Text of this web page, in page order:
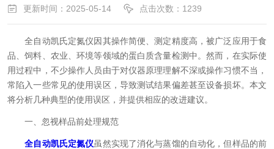
更新时间：2025-05-14 点击次数：1239
全自动凯氏定氮仪因其操作简便、测定精度高，被广泛应用于食
品、饲料、农业、环境等领域的蛋白质含量检测中。然而，在实际使
用过程中，不少操作人员由于对仪器原理理解不深或操作习惯不当，
常陷入一些常见的使用误区，导致测试结果偏差甚至设备损坏。本文
将分析几种典型的使用误区，并提供相应的改进建议。
一、忽视样品前处理规范
全自动凯氏定氮仪虽然实现了消化与蒸馏的自动化，但样品的前